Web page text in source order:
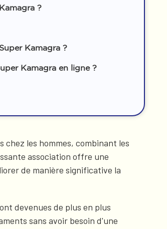
?
Kamagra ?
Kamagra en ligne ?
les hommes, combinant les
association offre une
de manière significative la
devenues de plus en plus
sans avoir besoin d'une